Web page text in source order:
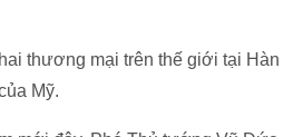
thương mại trên thế giới tại Hàn
Mỹ.